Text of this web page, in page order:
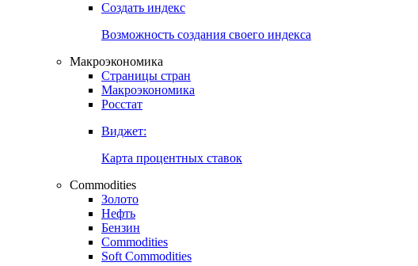
Создать индекс
Возможность создания своего индекса
Макроэкономика
Страницы стран
Макроэкономика
Росстат
Виджет:
Карта процентных ставок
Commodities
Золото
Нефть
Бензин
Commodities
Soft Commodities